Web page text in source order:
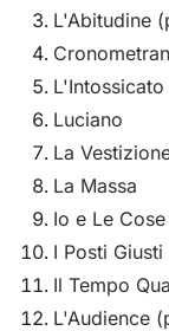
L'Abitudine
Luciano
La
La Massa
Io e Le Cose
I Posti
Il Tempo
L'Audience